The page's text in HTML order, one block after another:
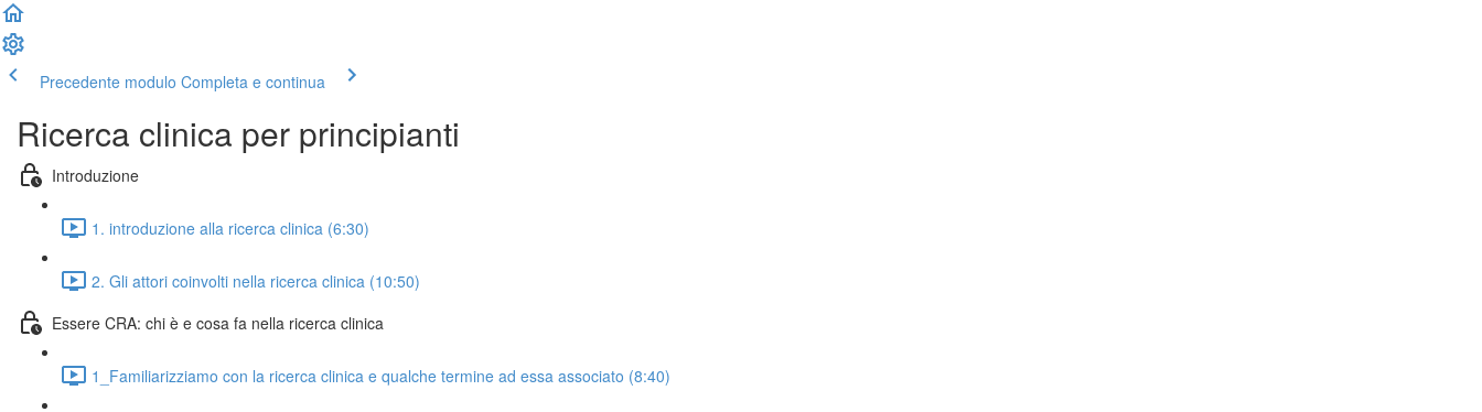
Precedente modulo Completa e continua
Ricerca clinica per principianti
Introduzione
1. introduzione alla ricerca clinica (6:30)
2. Gli attori coinvolti nella ricerca clinica (10:50)
Essere CRA: chi è e cosa fa nella ricerca clinica
1_Familiarizziamo con la ricerca clinica e qualche termine ad essa associato (8:40)